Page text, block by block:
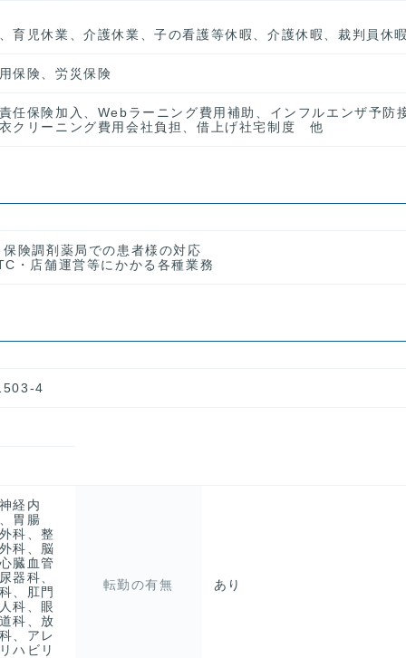
育児休業、介護休業、子の看護等休暇、介護休暇、裁判員休
保険、労災保険
任保険加入、Webラーニング費用補助、インフルエンザ予防
クリーニング費用会社負担、借上げ社宅制度 他
険調剤薬局での患者様の対応
・店舗運営等にかかる各種業務
4
経内
胃腸
科、整
科、脳
臓血管
器科、
、肛門
科、眼
科、放
、アレ
ハビリ
転勤の有無 あり